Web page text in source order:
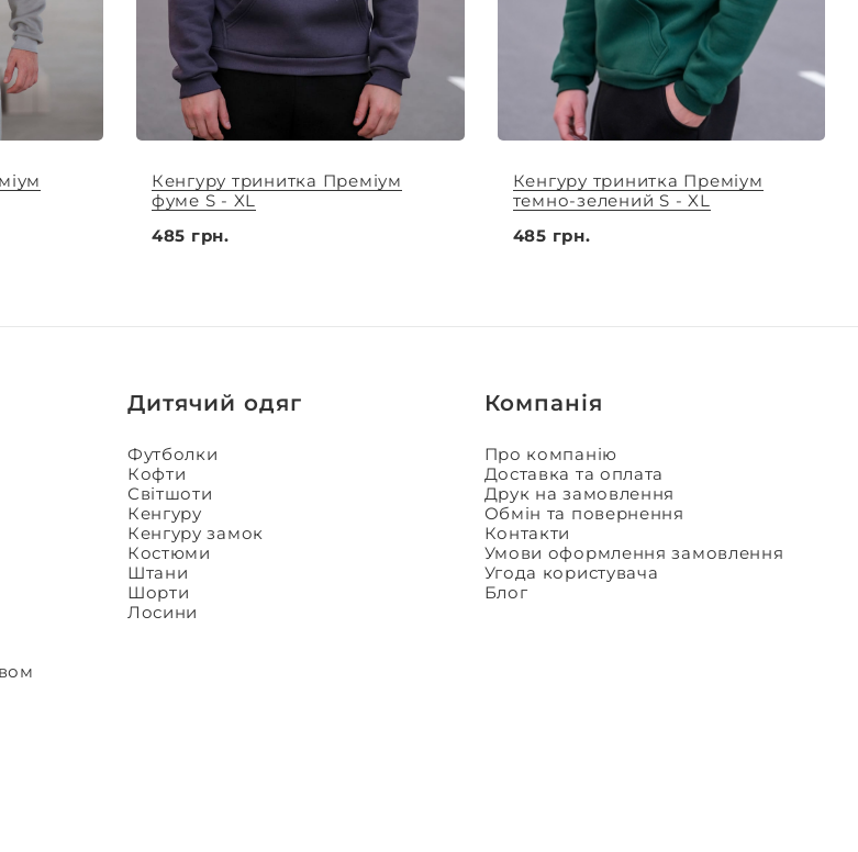
Кенгуру тринитка Преміум
фуме S - XL
485 грн.
Кенгуру тринитка Преміум
темно-зелений S - XL
485 грн.
Дитячий одяг
Футболки
Кофти
Світшоти
Кенгуру
Кенгуру замок
Костюми
Штани
Шорти
Лосини
Компанія
Про компанію
Доставка та оплата
Друк на замовлення
Обмін та повернення
Контакти
Умови оформлення замовлення
Угода користувача
Блог